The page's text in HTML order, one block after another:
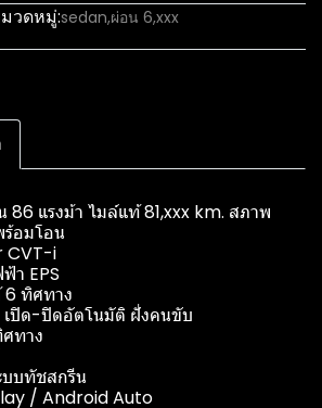
วดหมู่:sedan,ผ่อน 6,xxx
86 แรงม้า ไมล์แท้ 81,xxx km. สภาพ
ร้อมโอน
CVT-i
า EPS
6 ทิศทาง
เปิด-ปิดอัตโนมัติ ฝั่งคนขับ
ทาง
บบทัชสกรีน
/ Android Auto